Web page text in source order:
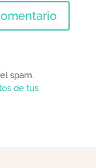
spam.
de tus